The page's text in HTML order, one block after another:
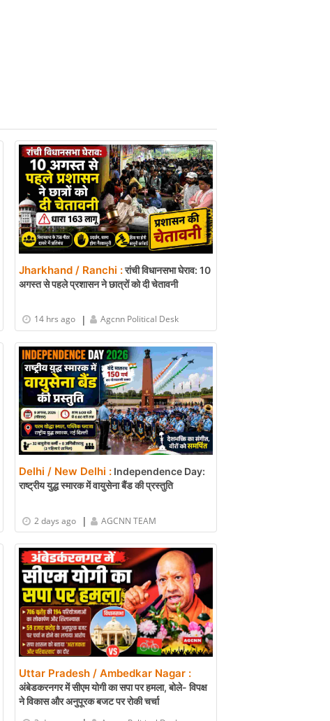
Jharkhand / Ranchi :रांची विधानसभा घेराव: 10
अगस्त से पहले प्रशासन ने छात्रों को दी चेतावनी
14 hrs ago | Agcnn Political Desk
Delhi / New Delhi : Independence Day:
राष्ट्रीय युद्ध स्मारक में वायुसेना बैंड की प्रस्तुति
2 days ago | AGCNN TEAM
Uttar Pradesh / Ambedkar Nagar :
अंबेडकरनगर में सीएम योगी का सपा पर हमला, बोले- विपक्ष
ने विकास और अनुपूरक बजट पर रोकी चर्चा